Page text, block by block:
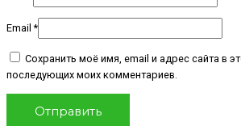
Email*
Сохранить моё имя, email и адрес сайта в
последующих моих комментариев.